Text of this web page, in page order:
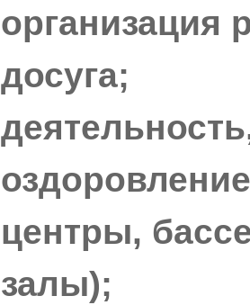
организация
досуга;
центры,
залы);